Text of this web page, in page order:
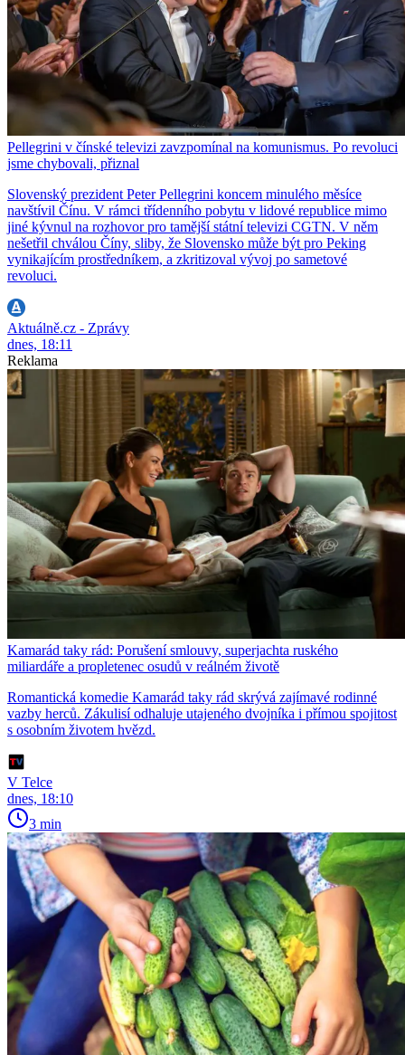
Pellegrini v čínské televizi zavzpomínal na komunismus. Po revoluci
jsme chybovali, přiznal
Slovenský prezident Peter Pellegrini koncem minulého měsíce
navštívil Čínu. V rámci třídenního pobytu v lidové republice mimo
jiné kývnul na rozhovor pro tamější státní televizi CGTN. V něm
nešetřil chválou Číny, sliby, že Slovensko může být pro Peking
vynikajícím prostředníkem, a zkritizoval vývoj po sametové
revoluci.
Aktuálně.cz - Zprávy
dnes, 18:11
Reklama
Kamarád taky rád: Porušení smlouvy, superjachta ruského
miliardáře a propletenec osudů v reálném životě
Romantická komedie Kamarád taky rád skrývá zajímavé rodinné
vazby herců. Zákulisí odhaluje utajeného dvojníka i přímou spojitost
s osobním životem hvězd.
V Telce
dnes, 18:10
3 min